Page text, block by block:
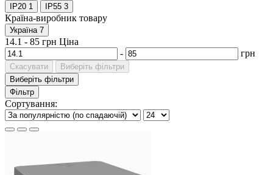
IP20 1 IP55 3
Країна-виробник товару
Україна 7
14.1 - 85 грн Ціна
-
грн
Скасувати
Виберіть фільтри
Виберіть фільтри
Фільтр
Сортування: